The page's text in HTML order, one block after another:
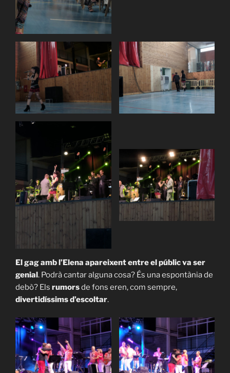
El gag amb l’Elena apareixent entre el públic va ser
genial . Podrà cantar alguna cosa? És una espontània de
debò? Els rumorsde fons eren, com sempre,
divertidíssims d’escoltar.